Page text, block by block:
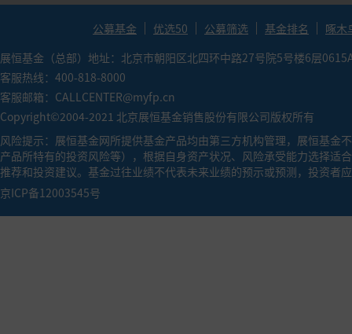
公募基金 优选50 公募筛选 基金排名
啄木
展恒基金（总部）地址：北京市朝阳区北四环中路27号院5号楼6层
客服热线：400-818-8000
客服邮箱：CALLCENTER@myfp.cn
Copyright©2004-2021 北京展恒基金销售股份有限公司版权所有
风险提示：展恒基金网所提供基金产品均由第三方机构管理，展恒基
产品所特有的投资风险等），根据自身资产状况、风险承受能力选择
推荐和投资建议。基金过往业绩不代表未来业绩的预示或预测，投资者
京ICP备12003545号